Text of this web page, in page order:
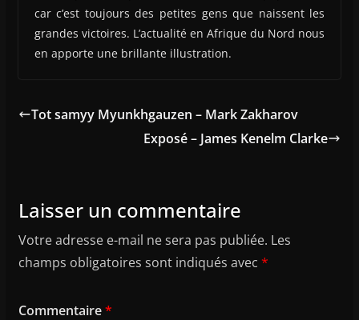
car c’est toujours des petites gens que naissent les
grandes victoires. L’actualité en Afrique du Nord nous
en apporte une brillante illustration.
Tot samyy Myunkhgauzen – Mark Zakharov
Exposé – James Kenelm Clarke
Laisser un commentaire
Votre adresse e-mail ne sera pas publiée. Les
champs obligatoires sont indiqués avec *
Commentaire*